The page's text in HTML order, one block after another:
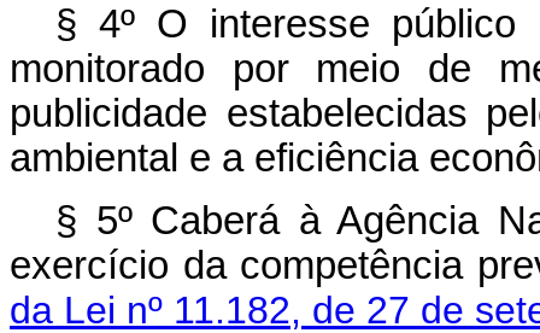
§ 4º O interesse
monitorado por meio de
publicidade estabelecidas
ambiental e a eficiência
§ 5º Caberá à Agência
exercício da competência
da Lei nº 11.182, de 27 de